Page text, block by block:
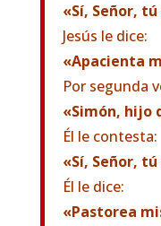
«Sí, Señor,
Jesús le dice:
«Apacienta
Por segunda
«Simón, hijo
Él le contesta:
«Sí, Señor,
Él le dice:
«Pastorea